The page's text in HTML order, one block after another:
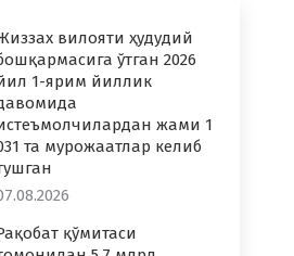
вилояти ҳудудий
ўтган 2026
1-ярим йиллик
жами 1
та мурожаатлар келиб
қўмитаси